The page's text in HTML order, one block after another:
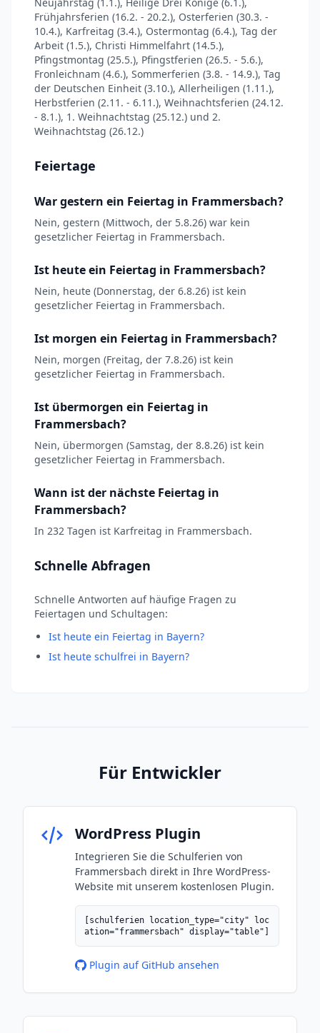
Frühjahrsferien (16.2. - 20.2.), Osterferien (30.3. -
10.4.), Karfreitag (3.4.), Ostermontag (6.4.), Tag der
Arbeit (1.5.), Christi Himmelfahrt (14.5.),
Pfingstmontag (25.5.), Pfingstferien (26.5. - 5.6.),
Fronleichnam (4.6.), Sommerferien (3.8. - 14.9.), Tag
der Deutschen Einheit (3.10.), Allerheiligen (1.11.),
Herbstferien (2.11. - 6.11.), Weihnachtsferien (24.12.
- 8.1.), 1. Weihnachtstag (25.12.) und 2.
Weihnachtstag (26.12.)
Feiertage
War gestern ein Feiertag in Frammersbach?
Nein, gestern (Mittwoch, der 5.8.26) war kein
gesetzlicher Feiertag in Frammersbach.
Ist heute ein Feiertag in Frammersbach?
Nein, heute (Donnerstag, der 6.8.26) ist kein
gesetzlicher Feiertag in Frammersbach.
Ist morgen ein Feiertag in Frammersbach?
Nein, morgen (Freitag, der 7.8.26) ist kein
gesetzlicher Feiertag in Frammersbach.
Ist übermorgen ein Feiertag in
Frammersbach?
Nein, übermorgen (Samstag, der 8.8.26) ist kein
gesetzlicher Feiertag in Frammersbach.
Wann ist der nächste Feiertag in
Frammersbach?
In 232 Tagen ist Karfreitag in Frammersbach.
Schnelle Abfragen
Schnelle Antworten auf häufige Fragen zu
Feiertagen und Schultagen:
Ist heute ein Feiertag in Bayern?
Ist heute schulfrei in Bayern?
Für Entwickler
WordPress Plugin
Integrieren Sie die Schulferien von
Frammersbach direkt in Ihre WordPress-
Website mit unserem kostenlosen Plugin.
[schulferien location_type="city" loc
ation="frammersbach" display="table"]
Plugin auf GitHub ansehen